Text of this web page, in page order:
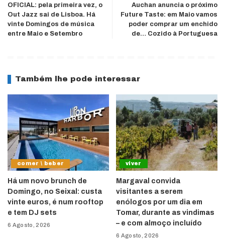
OFICIAL: pela primeira vez, o
Out Jazz sai de Lisboa. Há
vinte Domingos de música
entre Maio e Setembro
Auchan anuncia o próximo
Future Taste: em Maio vamos
poder comprar um enchido
de… Cozido à Portuguesa
Também lhe pode interessar
comer \ beber
Há um novo brunch de
Domingo, no Seixal: custa
vinte euros, é num rooftop
e tem DJ sets
6 Agosto, 2026
viver
Margaval convida
visitantes a serem
enólogos por um dia em
Tomar, durante as vindimas
– e com almoço incluído
6 Agosto, 2026